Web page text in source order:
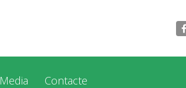
Media Contacte